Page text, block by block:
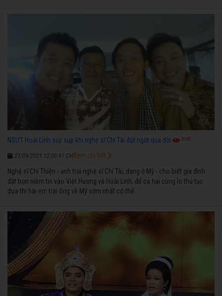
NSƯT Hoài Linh suy sụp khi nghệ sĩ Chí Tài đột ngột qua đời 3167
23/09/2021 12:00:41 CH
Nghệ sĩ Chí Thiện - anh trai nghệ sĩ Chí Tài, đang ở Mỹ - cho biết gia đình
đặt trọn niềm tin vào Việt Hương và Hoài Linh, để cả hai cùng lo thủ tục
đưa thi hài em trai ông về Mỹ sớm nhất có thể.
Xem chi tiết